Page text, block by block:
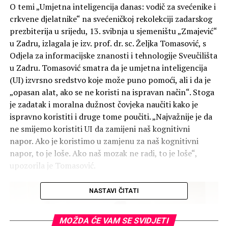
O temi „Umjetna inteligencija danas: vodič za svećenike i
crkvene djelatnike“ na svećeničkoj rekolekciji zadarskog
prezbiterija u srijedu, 13. svibnja u sjemeništu „Zmajević“
u Zadru, izlagala je izv. prof. dr. sc. Željka Tomasović, s
Odjela za informacijske znanosti i tehnologije Sveučilišta
u Zadru. Tomasović smatra da je umjetna inteligencija
(UI) izvrsno sredstvo koje može puno pomoći, ali i da je
„opasan alat, ako se ne koristi na ispravan način“. Stoga
je zadatak i moralna dužnost čovjeka naučiti kako je
ispravno koristiti i druge tome poučiti. „Najvažnije je da
ne smijemo koristiti UI da zamijeni naš kognitivni
napor. Ako je koristimo u zamjenu za naš kognitivni
napor, to je loše. Ako naš mozak ne radi, to je loše“,
upozorila je Tomasović.
NASTAVI ČITATI
MOŽDA ĆE VAM SE SVIDJETI